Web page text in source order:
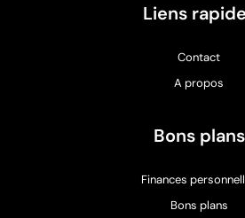
Liens
Contact
A propos
Bons plans
Finances
Bons plans